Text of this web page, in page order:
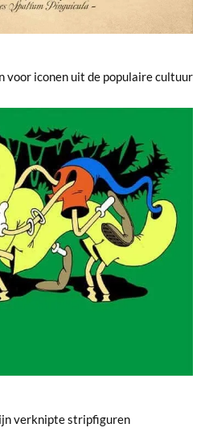
voor iconen uit de populaire cultuur
verknipte stripfiguren